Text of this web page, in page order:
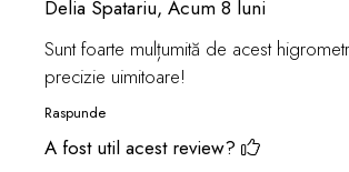
Delia Spatariu, Acum 8 luni
Sunt foarte mulțumită de acest
precizie uimitoare!
Raspunde
A fost util acest review?